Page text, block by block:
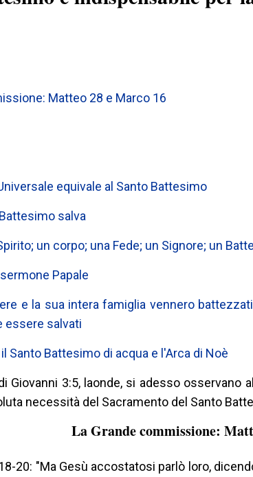
Matteo 28 e Marco 16
equivale al Santo Battesimo
salva
un corpo; una Fede; un Signore; un
Papale
e la sua intera famiglia vennero
essere salvati
Santo Battesimo di acqua e l'Arca di Noè
Giovanni 3:5, laonde, si adesso
necessità del Sacramento del Santo
La Grande commissione:
20: "Ma Gesù accostatosi parlò loro,